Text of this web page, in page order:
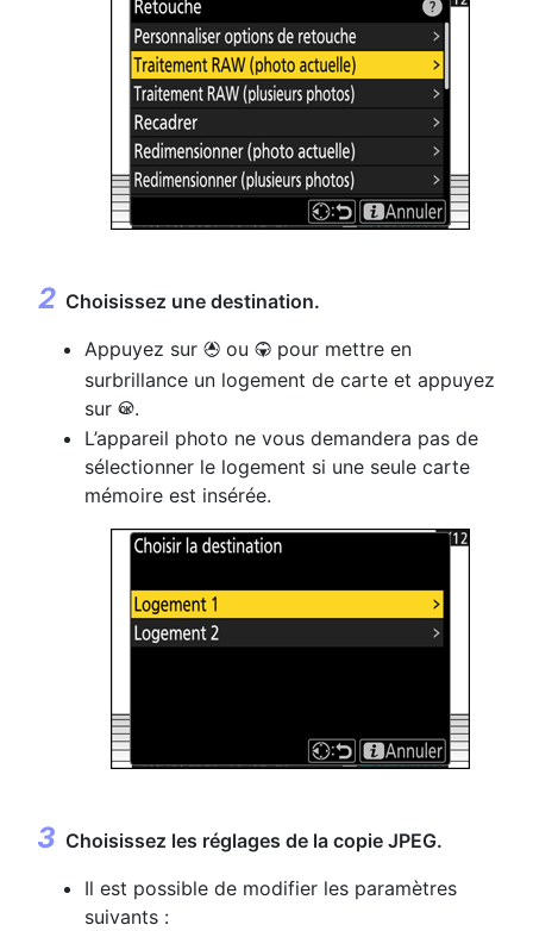
Choisissez une destination.
Appuyez sur 1 ou 3 pour mettre en
surbrillance un logement de carte et appuyez
sur J.
L’appareil photo ne vous demandera pas de
sélectionner le logement si une seule carte
mémoire est insérée.
Choisissez les réglages de la copie JPEG.
Il est possible de modifier les paramètres
suivants :